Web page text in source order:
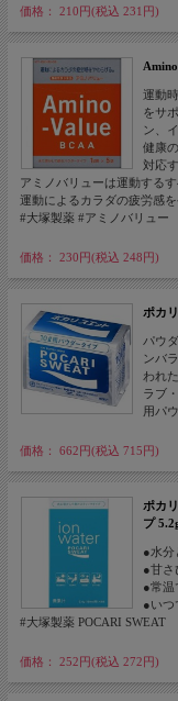
価格： 210円(税込 231円)
運動
をサ
ン、
健康
対応
アミノバリューは運動する
運動によるカラダの疲労感を
#大塚製薬 #アミノバリュー
価格： 230円(税込 248円)
ポカ
パウ
ンバ
われ
ラブ
用パ
価格： 662円(税込 715円)
ポカ
プ
●水分
●甘さ
●常温
●いつ
#大塚製薬 POCARI SWEAT
価格： 252円(税込 272円)